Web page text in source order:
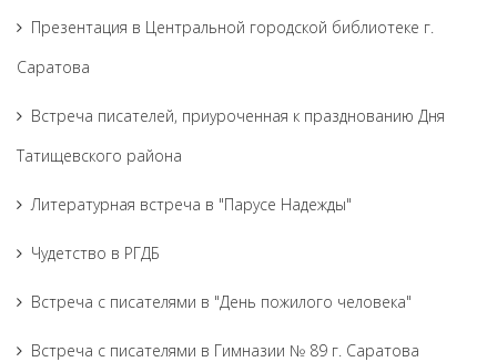
Презентация в Центральной городской библиотеке г.
Саратова
Встреча писателей, приуроченная к празднованию Дня
Татищевского района
Литературная встреча в "Парусе Надежды"
Чудетство в РГДБ
Встреча с писателями в "День пожилого человека"
Встреча с писателями в Гимназии № 89 г. Саратова